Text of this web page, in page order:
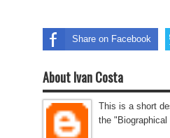
Share on Facebook
About Ivan Costa
This is a short
the